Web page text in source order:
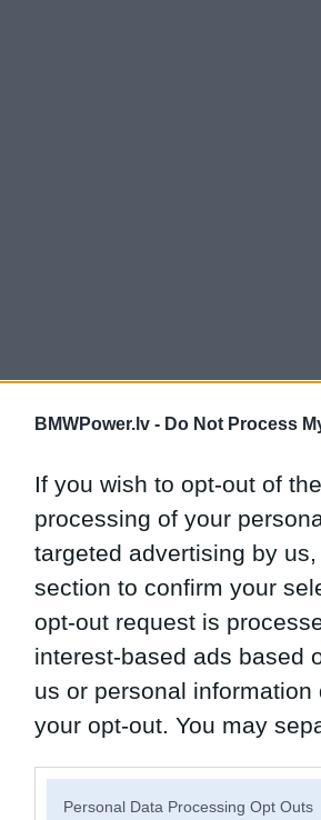
BMWPower.lv - Do Not Process
If you wish to opt-out of
processing of your
targeted advertising by
section to confirm your
opt-out request is
interest-based ads based
us or personal
your opt-out. You may
Personal Data Processing Opt Outs